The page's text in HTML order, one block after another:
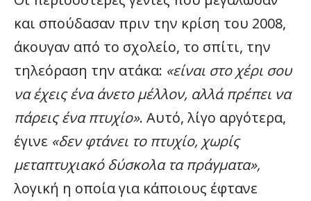
και σπούδασαν πριν την κρίση του 2008,
άκουγαν από το σχολείο, το σπίτι, την
τηλεόραση την ατάκα: «είναι στο χέρι σου
να έχεις ένα άνετο μέλλον, αλλά πρέπει να
πάρεις ένα πτυχίο». Αυτό, λίγο αργότερα,
έγινε «δεν φτάνει το πτυχίο, χωρίς
μεταπτυχιακό δύσκολα τα πράγματα»,
λογική η οποία για κάποιους έφτανε